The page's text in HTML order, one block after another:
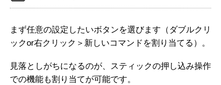
まず任意の設定したいボタンを選びます（ダブルクリ
ックor右クリック＞新しいコマンドを割り当てる）。
見落としがちになるのが、スティックの押し込み操作
での機能も割り当てが可能です。